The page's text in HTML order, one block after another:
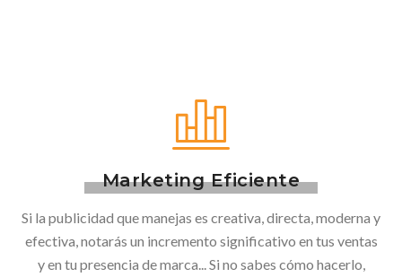
Marketing Eficiente
Si la publicidad que manejas es creativa, directa, moderna y
efectiva, notarás un incremento significativo en tus ventas
y en tu presencia de marca... Si no sabes cómo hacerlo,